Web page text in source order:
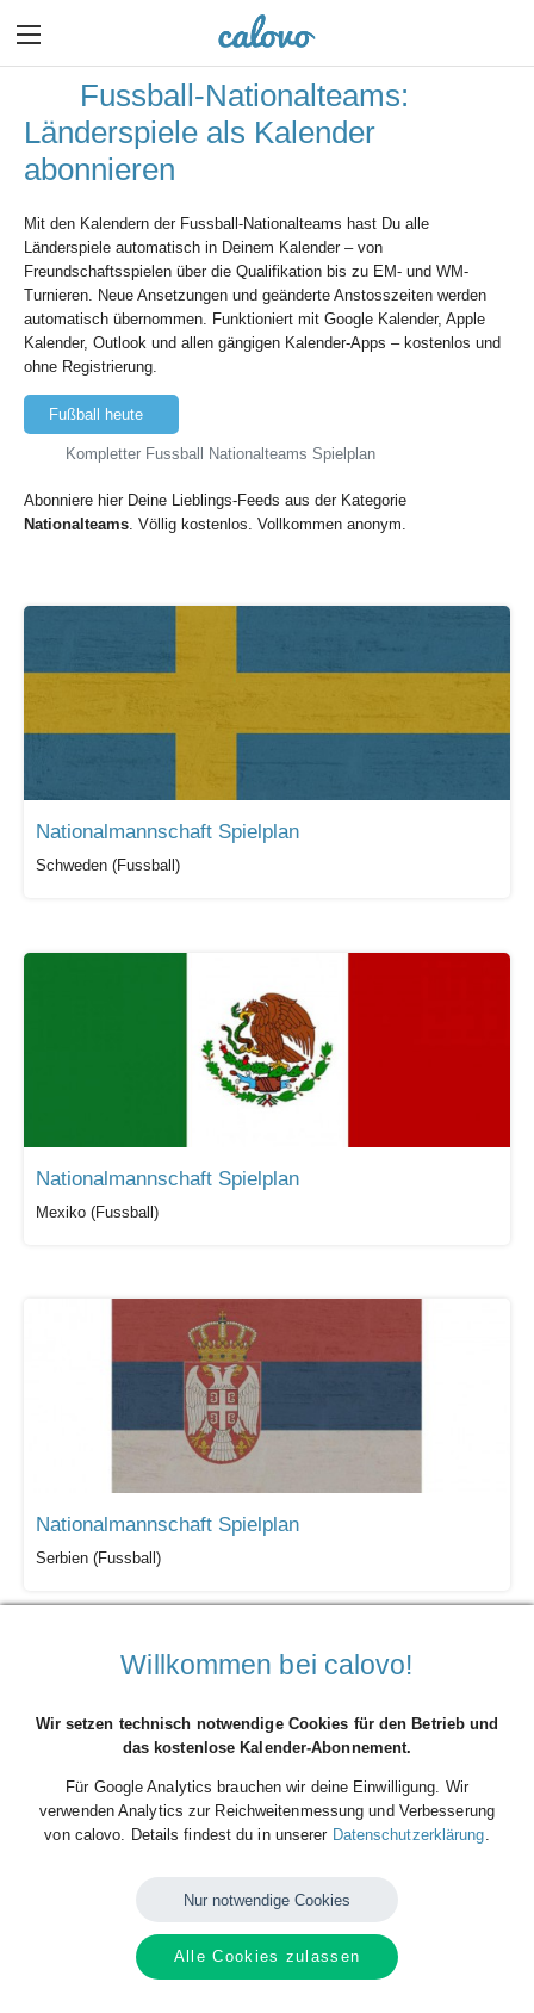
Fussball-Nationalteams:
Länderspiele als Kalender
abonnieren
Mit den Kalendern der Fussball-Nationalteams hast Du alle
Länderspiele automatisch in Deinem Kalender – von
Freundschaftsspielen über die Qualifikation bis zu EM- und WM-
Turnieren. Neue Ansetzungen und geänderte Anstosszeiten werden
automatisch übernommen. Funktioniert mit Google Kalender, Apple
Kalender, Outlook und allen gängigen Kalender-Apps – kostenlos und
ohne Registrierung.
Fußball heute
Kompletter Fussball Nationalteams Spielplan
Abonniere hier Deine Lieblings-Feeds aus der Kategorie
Nationalteams . Völlig kostenlos. Vollkommen anonym.
Nationalmannschaft Spielplan
Schweden (Fussball)
Nationalmannschaft Spielplan
Mexiko (Fussball)
Nationalmannschaft Spielplan
Serbien (Fussball)
Willkommen bei calovo!
Wir setzen technisch notwendige Cookies für den Betrieb und
das kostenlose Kalender-Abonnement.
Für Google Analytics brauchen wir deine Einwilligung. Wir
verwenden Analytics zur Reichweitenmessung und Verbesserung
von calovo. Details findest du in unserer Datenschutzerklärung
Nur notwendige Cookies
Alle Cookies zulassen